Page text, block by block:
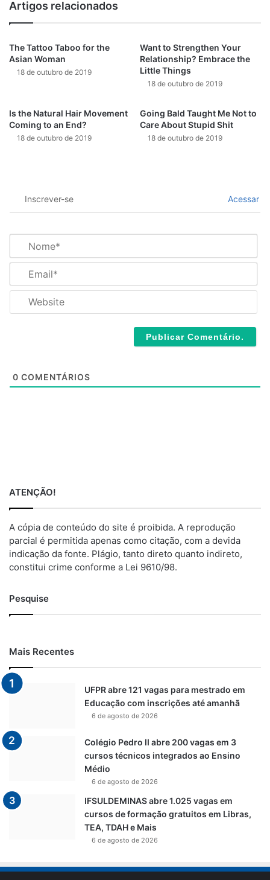
Artigos relacionados
The Tattoo Taboo for the
Asian Woman
18 de outubro de 2019
Want to Strengthen Your
Relationship? Embrace the
Little Things
18 de outubro de 2019
Is the Natural Hair Movement
Coming to an End?
18 de outubro de 2019
Going Bald Taught Me Not to
Care About Stupid Shit
18 de outubro de 2019
Inscrever-se Acessar
m
*a
l
0 COMENTÁRIOS
ATENÇÃO!
A cópia de conteúdo do site é proibida. A reprodução
parcial é permitida apenas como citação, com a devida
indicação da fonte. Plágio, tanto direto quanto indireto,
constitui crime conforme a Lei 9610/98.
Pesquise
Mais Recentes
UFPR abre 121 vagas para mestrado em
Educação com inscrições até amanhã
6 de agosto de 2026
Colégio Pedro II abre 200 vagas em 3
cursos técnicos integrados ao Ensino
Médio
6 de agosto de 2026
IFSULDEMINAS abre 1.025 vagas em
cursos de formação gratuitos em Libras,
TEA, TDAH e Mais
6 de agosto de 2026